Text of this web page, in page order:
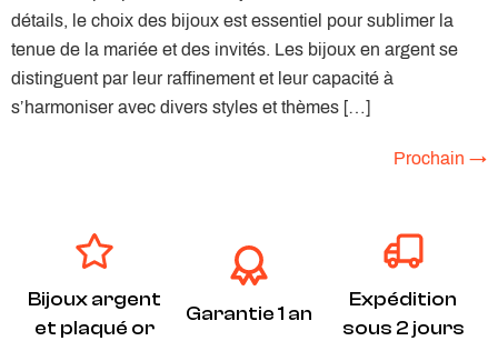
détails, le choix des bijoux est essentiel pour sublimer la
tenue de la mariée et des invités. Les bijoux en argent se
distinguent par leur raffinement et leur capacité à
s’harmoniser avec divers styles et thèmes […]
Prochain →
Bijoux argent
et plaqué or
Garantie 1 an
Expédition
sous 2 jours